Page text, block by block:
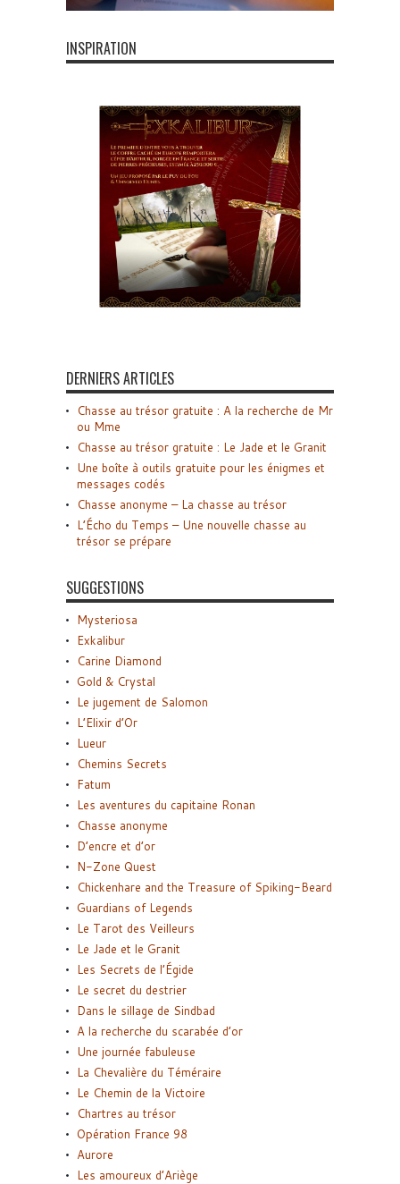
INSPIRATION
DERNIERS ARTICLES
Chasse au trésor gratuite : A la recherche de Mr
ou Mme
Chasse au trésor gratuite : Le Jade et le Granit
Une boîte à outils gratuite pour les énigmes et
messages codés
Chasse anonyme – La chasse au trésor
L’Écho du Temps – Une nouvelle chasse au
trésor se prépare
SUGGESTIONS
Mysteriosa
Exkalibur
Carine Diamond
Gold & Crystal
Le jugement de Salomon
L’Elixir d’Or
Lueur
Chemins Secrets
Fatum
Les aventures du capitaine Ronan
Chasse anonyme
D’encre et d’or
N-Zone Quest
Chickenhare and the Treasure of Spiking-Beard
Guardians of Legends
Le Tarot des Veilleurs
Le Jade et le Granit
Les Secrets de l’Égide
Le secret du destrier
Dans le sillage de Sindbad
A la recherche du scarabée d’or
Une journée fabuleuse
La Chevalière du Téméraire
Le Chemin de la Victoire
Chartres au trésor
Opération France 98
Aurore
Les amoureux d’Ariège